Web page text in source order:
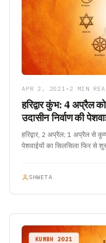
APR 2, 2021 • 2 MIN
हरिद्वार कुंभ: 4 अप्रैल
उदासीन निर्वाण की
हरिद्वार, 2 अप्रैल; 1 अप्रैल से
पेशवाईयों का सिलसिला फिर से शुरू
SHWETA
KUMBH 2021